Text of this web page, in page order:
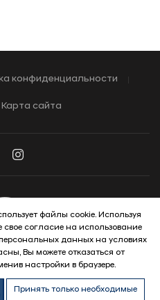
конфиденциальности
Карта сайта
Motor Company
файлы cookie. Используя
согласие на использование
данных на условиях
Вы можете отказаться от
настройки в браузере.
Принять только необходимые